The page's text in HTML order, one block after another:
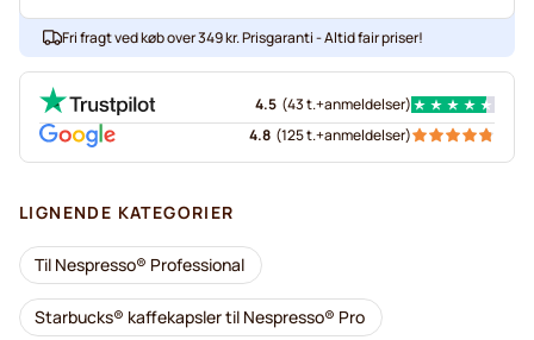
Fri fragt ved køb over 349 kr. Prisgaranti - Altid fair priser!
4.5 (43 t.+anmeldelser)
4.8 (125 t.+anmeldelser)
LIGNENDE KATEGORIER
Til Nespresso® Professional
Starbucks® kaffekapsler til Nespresso® Pro